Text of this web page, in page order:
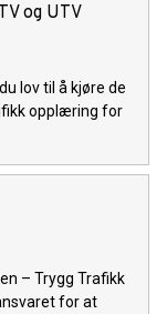
og UTV
lov til å kjøre de
opplæring for
– Trygg Trafikk
for at